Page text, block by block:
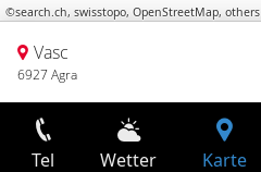
©search.ch, swisstopo, OpenStreetMap, others
Vasc
6927 Agra
Tel Wetter Karte